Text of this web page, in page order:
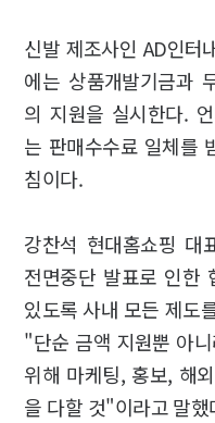
신발 제조사인 AD인터
에는 상품개발기금과
의 지원을 실시한다.
는 판매수수료 일체를
침이다.
강찬석 현대홈쇼핑 대
전면중단 발표로 인한
있도록 사내 모든 제도
"단순 금액 지원뿐 아
위해 마케팅, 홍보, 해
을 다할 것"이라고 말했